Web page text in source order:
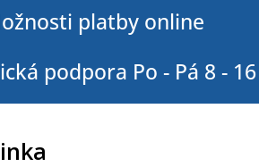
platby online
podpora Po - Pá 8 - 16